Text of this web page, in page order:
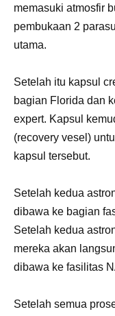
memasuki atmosfir
pembukaan 2
utama.
Setelah itu kapsul
bagian Florida dan
expert. Kapsul
(recovery vesel)
kapsul tersebut.
Setelah kedua
dibawa ke bagian
Setelah kedua
mereka akan
dibawa ke fasilitas
Setelah semua